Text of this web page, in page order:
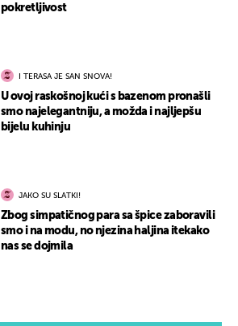
pokretljivost
I TERASA JE SAN SNOVA!
U ovoj raskošnoj kući s bazenom pronašli
smo najelegantniju, a možda i najljepšu
bijelu kuhinju
JAKO SU SLATKI!
Zbog simpatičnog para sa špice zaboravili
smo i na modu, no njezina haljina itekako
nas se dojmila